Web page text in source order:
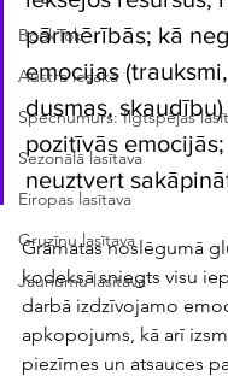
BookTok
Austra iesaka
Specnumurs: Ilgtspējas
Sezonālā lasītava
Eiropas lasītava
Gruzīnu lasītava
Jaunumu lasītava
pārmērībās; kā
emocijas
dusmas,
pozitīvās
neuztvert
Grāmatas noslēgumā
kodeksā sniegts visu
darbā izdzīvojamo
apkopojums, kā arī
piezīmes un atsauces